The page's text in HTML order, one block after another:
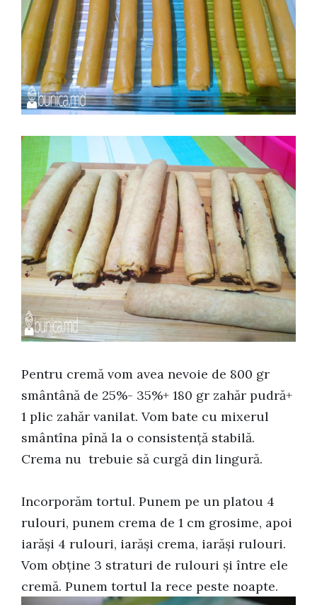
Pentru cremă vom avea nevoie de 800 gr
smântână de 25%- 35%+ 180 gr zahăr pudră+
1 plic zahăr vanilat. Vom bate cu mixerul
smântîna pînă la o consistență stabilă.
Crema nu trebuie să curgă din lingură.
Incorporăm tortul. Punem pe un platou 4
rulouri, punem crema de 1 cm grosime, apoi
iarăși 4 rulouri, iarăși crema, iarăși rulouri.
Vom obține 3 straturi de rulouri și între ele
cremă. Punem tortul la rece peste noapte.